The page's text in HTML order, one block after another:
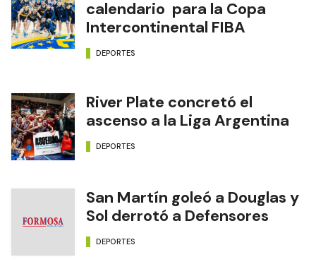
calendario para la Copa
Intercontinental FIBA
DEPORTES
River Plate concretó el
ascenso a la Liga Argentina
DEPORTES
San Martín goleó a Douglas y
Sol derrotó a Defensores
DEPORTES